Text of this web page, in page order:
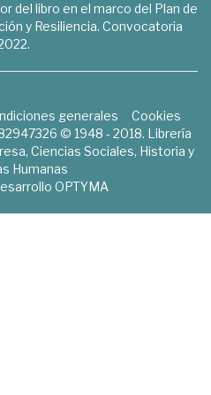
del libro en el marco del Plan de
y Resiliencia. Convocatoria
generales
Cookies
© 1948 - 2018. Librería
Ciencias Sociales, Historia y
Humanas
OPTYMA